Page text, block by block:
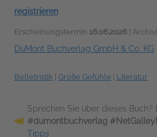
registrieren
Erscheinungstermin 16.06.2026 |
DuMont Buchverlag GmbH & Co. KG
Belletristik | Große Gefühle | Literatur
Sprechen Sie über dieses Buch?
#dumontbuchverlag
Tipps